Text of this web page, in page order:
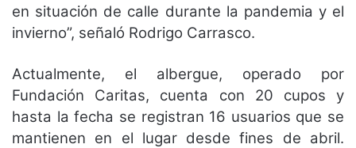
en situación de calle durante la pandemia y el
invierno”, señaló Rodrigo Carrasco.
Actualmente, el albergue, operado por
Fundación Caritas, cuenta con 20 cupos y
hasta la fecha se registran 16 usuarios que se
mantienen en el lugar desde fines de abril.